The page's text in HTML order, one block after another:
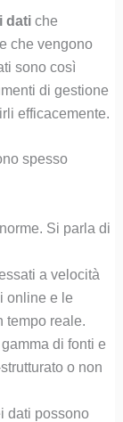
datiche
che vengono
sono così
di gestione
efficacemente.
spesso
Si parla di
a velocità
online e le
tempo reale.
di fonti e
o non
dati possono